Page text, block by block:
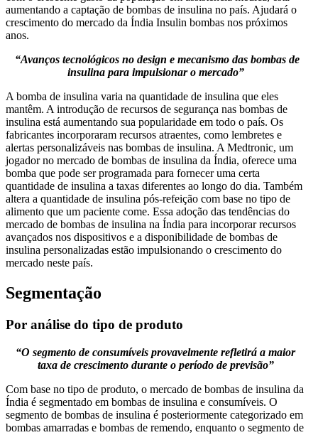
aumentando a captação de bombas de insulina no país. Ajudará o
crescimento do mercado da Índia Insulin bombas nos próximos
anos.
“Avanços tecnológicos no design e mecanismo das bombas de
insulina para impulsionar o mercado”
A bomba de insulina varia na quantidade de insulina que eles
mantêm. A introdução de recursos de segurança nas bombas de
insulina está aumentando sua popularidade em todo o país. Os
fabricantes incorporaram recursos atraentes, como lembretes e
alertas personalizáveis ​​nas bombas de insulina. A Medtronic, um
jogador no mercado de bombas de insulina da Índia, oferece uma
bomba que pode ser programada para fornecer uma certa
quantidade de insulina a taxas diferentes ao longo do dia. Também
altera a quantidade de insulina pós-refeição com base no tipo de
alimento que um paciente come. Essa adoção das tendências do
mercado de bombas de insulina na Índia para incorporar recursos
avançados nos dispositivos e a disponibilidade de bombas de
insulina personalizadas estão impulsionando o crescimento do
mercado neste país.
Segmentação
Por análise do tipo de produto
“O segmento de consumíveis provavelmente refletirá a maior
taxa de crescimento durante o período de previsão”
Com base no tipo de produto, o mercado de bombas de insulina da
Índia é segmentado em bombas de insulina e consumíveis. O
segmento de bombas de insulina é posteriormente categorizado em
bombas amarradas e bombas de remendo, enquanto o segmento de